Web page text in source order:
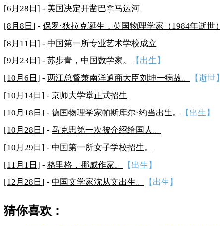
[6月28日 ] - 美国决定开凿巴拿马运河
[8月8日 ] - 保罗·狄拉克诞生，英国物理学家（1984年逝世）
[8月11日 ] - 中国第一所专业艺术学校成立
[9月23日 ] - 苏步青，中国数学家。
【出生】
[10月6日 ] - 两江总督兼南洋通商大臣刘坤一病故。
【逝世】
[10月14日 ] - 京师大学堂正式招生
[10月18日 ] - 德国物理学家帕斯库尔·约当出生。
【出生】
[10月28日 ] - 马克思第一次被介绍给国人。
[10月29日 ] - 中国第一所女子学校招生。
[11月1日 ] - 格里格，挪威作家。
【出生】
[12月28日 ] - 中国文学家沈从文出生。 【出生】
猜你喜欢：